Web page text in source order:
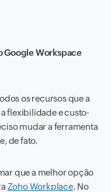
Google Workspace
os recursos que a
flexibilidade e custo-
mudar a ferramenta
de fato.
que a melhor opção
Zoho Workplace. No